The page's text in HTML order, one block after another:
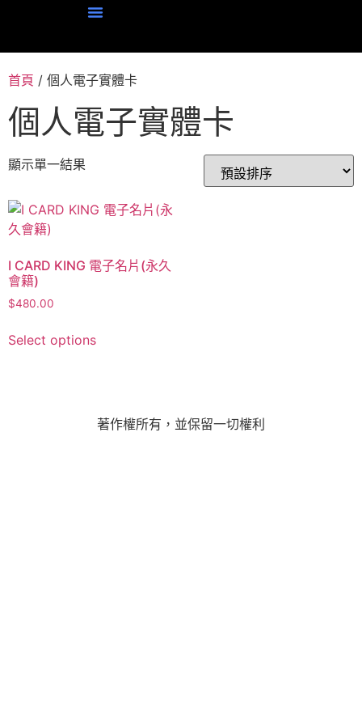
首頁 / 個人電子實體卡
個人電子實體卡
顯示單一結果
I CARD KING 電子名片(永久
會籍)
$480.00
Select options
著作權所有，並保留一切權利